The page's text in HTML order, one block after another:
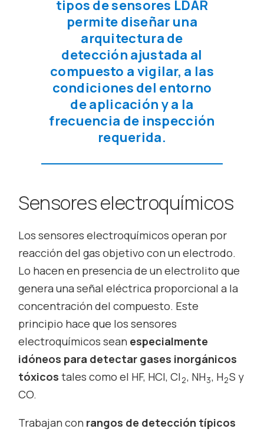
tipos de sensores LDAR
permite diseñar una
arquitectura de
detección ajustada al
compuesto a vigilar, a las
condiciones del entorno
de aplicación y a la
frecuencia de inspección
requerida.
Sensores electroquímicos
Los sensores electroquímicos operan por
reacción del gas objetivo con un electrodo.
Lo hacen en presencia de un electrolito que
genera una señal eléctrica proporcional a la
concentración del compuesto. Este
principio hace que los sensores
electroquímicos sean especialmente
idóneos para detectar gases inorgánicos
tóxicos tales como el HF, HCl, Cl 2, NH3, H2S y
CO.
Trabajan con rangos de detección típicos